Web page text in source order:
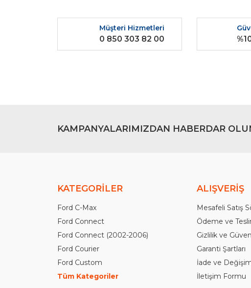
Ürün açıklamasında eksik bilgiler bulunuyor.
Ürün bilgilerinde hatalar bulunuyor.
Müşteri Hizmetleri
0 850 303 82 00
KAMPANYALARIMIZDAN HABERDAR
KATEGORİLER
Ford C-Max
Ford Connect
Ford Connect (2002-2006)
Ford Courier
Ford Custom
Tüm Kategoriler
ALIŞVERİŞ
Mesafeli Satış
Ödeme ve
Gizlilik ve
Garanti Şartları
İade ve
İletişim Formu